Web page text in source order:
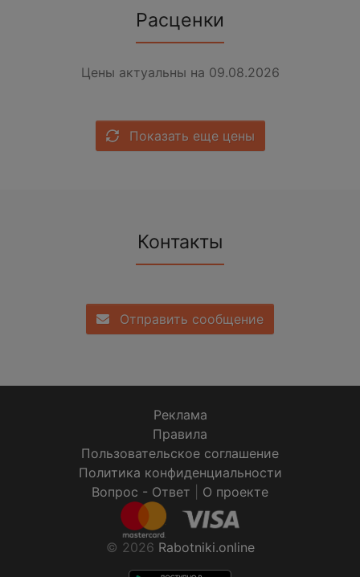
Расценки
Цены актуальны на 09.08.2026
Показать еще цены
Контакты
Отправить сообщение
Реклама
Правила
Пользовательское соглашение
Политика конфиденциальности
Вопрос - Ответ
О проекте
© 2026 Rabotniki.online